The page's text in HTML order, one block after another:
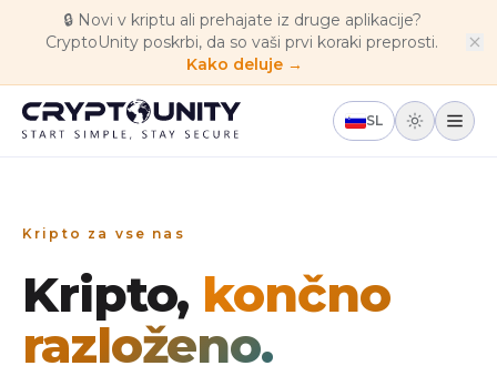
Skip to main content
🔒 Novi v kriptu ali prehajate iz druge aplikacije?
CryptoUnity poskrbi, da so vaši prvi koraki preprosti.
Kako deluje →
SL
Kripto za vse nas
Kripto, končno
razloženo.